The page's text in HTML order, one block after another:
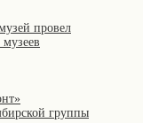
провел
группы